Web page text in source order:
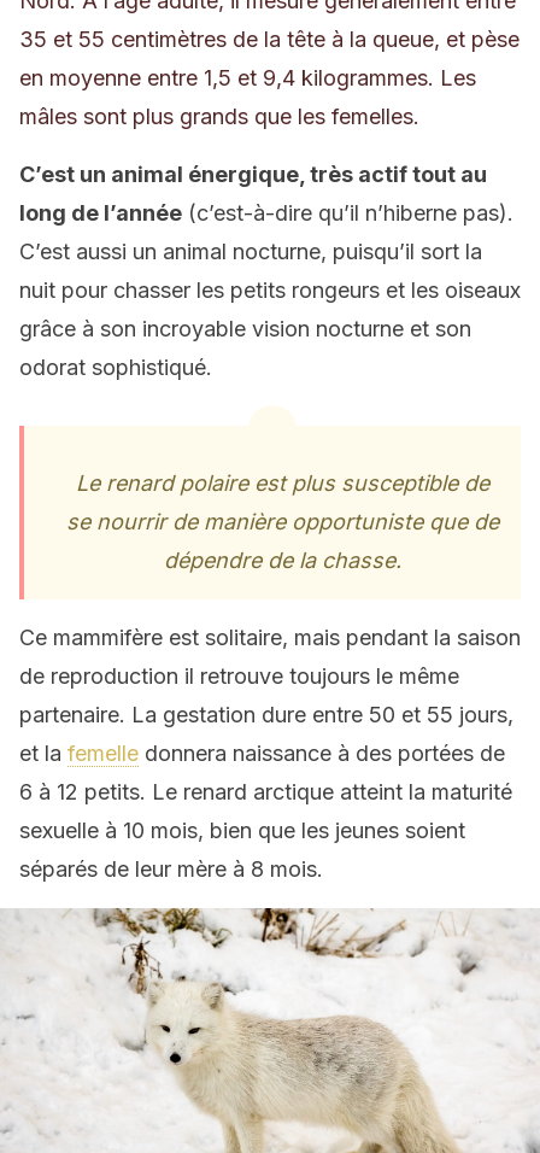
35 et 55 centimètres de la tête à la queue, et pèse
en moyenne entre 1,5 et 9,4 kilogrammes. Les
mâles sont plus grands que les femelles.
C’est un animal énergique, très actif tout au
long de l’année (c’est-à-dire qu’il n’hiberne pas).
C’est aussi un animal nocturne, puisqu’il sort la
nuit pour chasser les petits rongeurs et les oiseaux
grâce à son incroyable vision nocturne et son
odorat sophistiqué.
Le renard polaire est plus susceptible de
se nourrir de manière opportuniste que de
dépendre de la chasse.
Ce mammifère est solitaire, mais pendant la saison
de reproduction il retrouve toujours le même
partenaire. La gestation dure entre 50 et 55 jours,
et la femelle donnera naissance à des portées de
6 à 12 petits. Le renard arctique atteint la maturité
sexuelle à 10 mois, bien que les jeunes soient
séparés de leur mère à 8 mois.